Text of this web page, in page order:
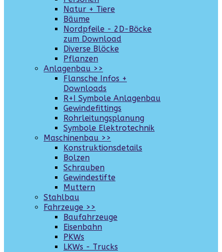
Natur + Tiere
Bäume
Nordpfeile - 2D-Böcke
zum Download
Diverse Blöcke
Pflanzen
Anlagenbau >>
Flansche Infos +
Downloads
R+I Symbole Anlagenbau
Gewindefittings
Rohrleitungsplanung
Symbole Elektrotechnik
Maschinenbau >>
Konstruktionsdetails
Bolzen
Schrauben
Gewindestifte
Muttern
Stahlbau
Fahrzeuge >>
Baufahrzeuge
Eisenbahn
PKWs
LKWs - Trucks